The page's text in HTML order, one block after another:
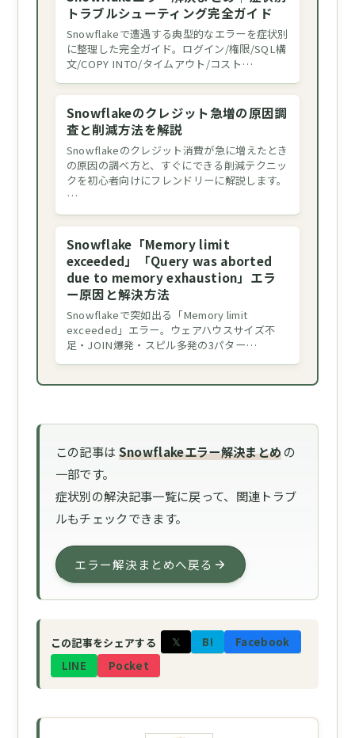
トラブルシューティング完全ガイド
Snowflakeで遭遇する典型的なエラーを症状別
に整理した完全ガイド。ログイン/権限/SQL構
文/COPY INTO/タイムアウト/コスト…
Snowflakeのクレジット急増の原因調
査と削減方法を解説
Snowflakeのクレジット消費が急に増えたとき
の原因の調べ方と、すぐにできる削減テクニッ
クを初心者向けにフレンドリーに解説します。
…
Snowflake「Memory limit
exceeded」「Query was aborted
due to memory exhaustion」エラ
ー原因と解決方法
Snowflakeで突如出る「Memory limit
exceeded」エラー。ウェアハウスサイズ不
足・JOIN爆発・スピル多発の3パター…
この記事は Snowflakeエラー解決まとめの
一部です。
症状別の解決記事一覧に戻って、関連トラブ
ルもチェックできます。
エラー解決まとめへ戻る
この記事をシェアする 𝕏 B!
Facebook
LINE
Pocket